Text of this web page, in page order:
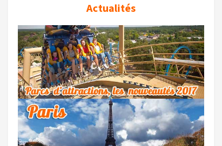
Actualités